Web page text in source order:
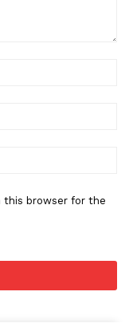
this browser for the